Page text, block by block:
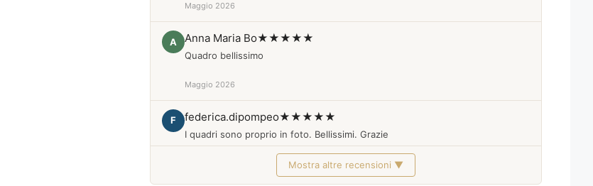
Maggio 2026
A Anna Maria Bo★★★★★
Quadro bellissimo
Maggio 2026
F federica.dipompeo★★★★★
I quadri sono proprio in foto. Bellissimi. Grazie
Mostra altre recensioni ▼